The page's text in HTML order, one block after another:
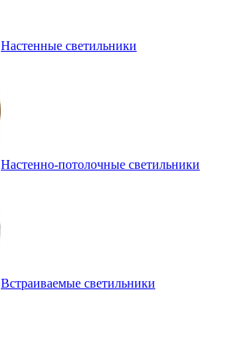
Настенные светильники
Настенно-потолочные светильники
Встраиваемые светильники